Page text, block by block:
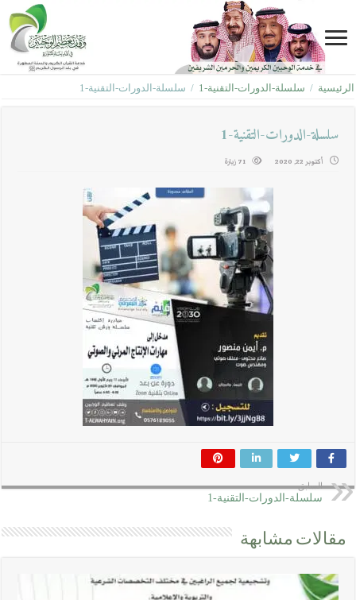
الرئيسية / سلسلة-الدورات-التقنية-1 / سلسلة-الدورات-التقنية-1
سلسلة-الدورات-التقنية-1
أكتوبر 22, 2020 71 زيارة
السابق
سلسلة-الدورات-التقنية-1
مقالات مشابهة